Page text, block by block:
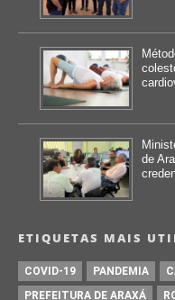
de
ETIQUETAS MAIS
COVID-19 PANDEMIA
PREFEITURA DE ARAXÁ